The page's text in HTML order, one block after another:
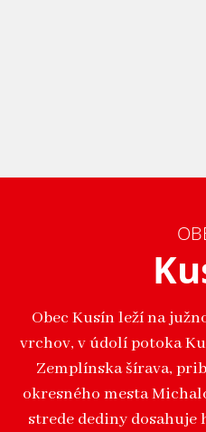
Obec Kusín leží na
vrchov, v údolí potoka
Zemplínska šírava,
okresného mesta
strede dediny dosahuje